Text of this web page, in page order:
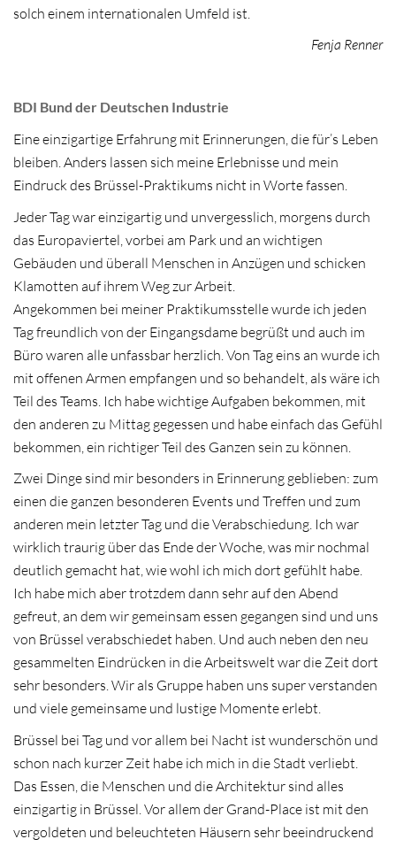
solch einem internationalen Umfeld ist.
Fenja Renner
BDI Bund der Deutschen Industrie
Eine einzigartige Erfahrung mit Erinnerungen, die für’s Leben
bleiben. Anders lassen sich meine Erlebnisse und mein
Eindruck des Brüssel-Praktikums nicht in Worte fassen.
Jeder Tag war einzigartig und unvergesslich, morgens durch
das Europaviertel, vorbei am Park und an wichtigen
Gebäuden und überall Menschen in Anzügen und schicken
Klamotten auf ihrem Weg zur Arbeit.
Angekommen bei meiner Praktikumsstelle wurde ich jeden
Tag freundlich von der Eingangsdame begrüßt und auch im
Büro waren alle unfassbar herzlich. Von Tag eins an wurde ich
mit offenen Armen empfangen und so behandelt, als wäre ich
Teil des Teams. Ich habe wichtige Aufgaben bekommen, mit
den anderen zu Mittag gegessen und habe einfach das Gefühl
bekommen, ein richtiger Teil des Ganzen sein zu können.
Zwei Dinge sind mir besonders in Erinnerung geblieben: zum
einen die ganzen besonderen Events und Treffen und zum
anderen mein letzter Tag und die Verabschiedung. Ich war
wirklich traurig über das Ende der Woche, was mir nochmal
deutlich gemacht hat, wie wohl ich mich dort gefühlt habe.
Ich habe mich aber trotzdem dann sehr auf den Abend
gefreut, an dem wir gemeinsam essen gegangen sind und uns
von Brüssel verabschiedet haben. Und auch neben den neu
gesammelten Eindrücken in die Arbeitswelt war die Zeit dort
sehr besonders. Wir als Gruppe haben uns super verstanden
und viele gemeinsame und lustige Momente erlebt.
Brüssel bei Tag und vor allem bei Nacht ist wunderschön und
schon nach kurzer Zeit habe ich mich in die Stadt verliebt.
Das Essen, die Menschen und die Architektur sind alles
einzigartig in Brüssel. Vor allem der Grand-Place ist mit den
vergoldeten und beleuchteten Häusern sehr beeindruckend